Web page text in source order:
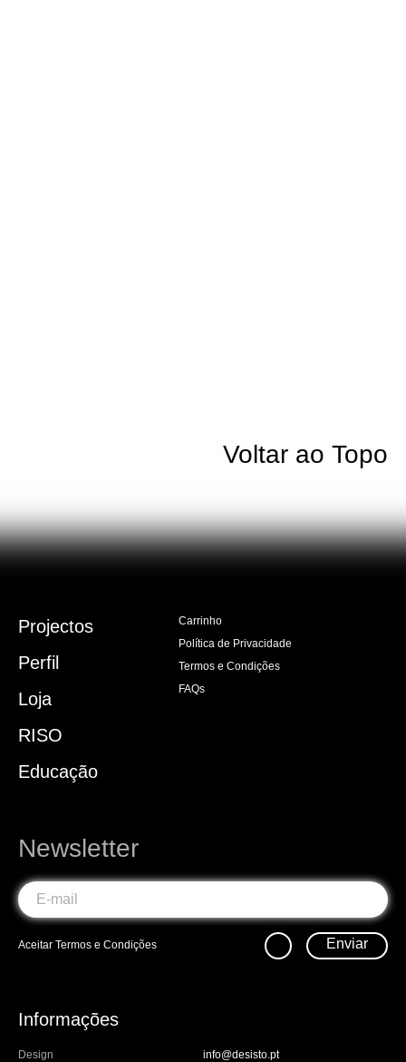
Voltar ao Topo
Projectos
Perfil
Loja
RISO
Educação
Carrinho
Política de Privacidade
Termos e Condições
FAQs
Newsletter
Aceitar Termos e Condições Enviar
Informações
Design
info@desisto.pt